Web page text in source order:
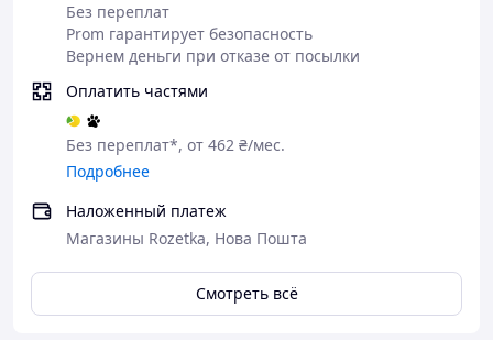
Без переплат
Prom гарантирует безопасность
Вернем деньги при отказе от посылки
Оплатить частями
Без переплат*, от 462 ₴/мес.
Подробнее
Наложенный платеж
Магазины Rozetka, Нова Пошта
Смотреть всё